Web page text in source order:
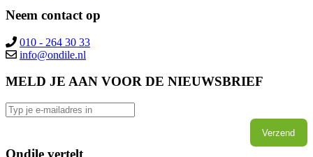
Neem contact op
010 - 264 30 33
info@ondile.nl
MELD JE AAN VOOR DE NIEUWSBRIEF
Verzend
Ondile vertelt